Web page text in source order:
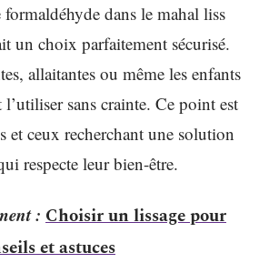
formaldéhyde dans le mahal liss
un choix parfaitement sécurisé.
allaitantes ou même les enfants
sans crainte. Ce point est
et ceux recherchant une solution
respecte leur bien-être.
: Choisir un lissage pour
et astuces